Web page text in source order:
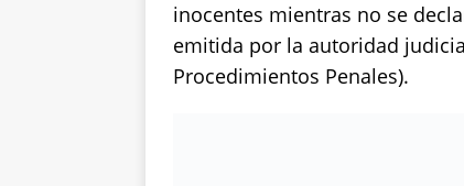
inocentes mientras no se
emitida por la autoridad
Procedimientos Penales).